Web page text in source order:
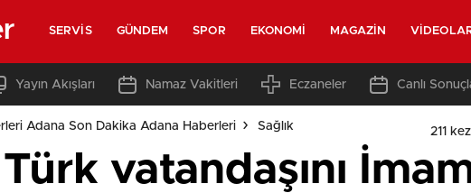
SERVIS GÜNDEM SPOR EKONOMI MAGAZIN
Yayın Akışları Namaz Vakitleri Eczaneler Canlı
Adana Son Dakika Adana Haberleri Sağlık 211
Türk vatandaşını